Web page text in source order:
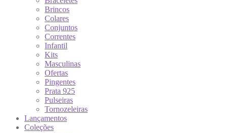
Brincos
Colares
Conjuntos
Correntes
Infantil
Kits
Masculinas
Ofertas
Pingentes
Prata 925
Pulseiras
Tornozeleiras
Lançamentos
Coleções